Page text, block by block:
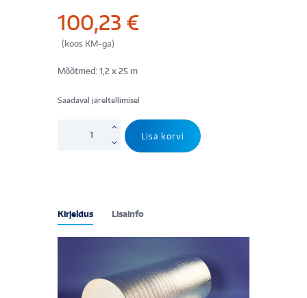
100,23 €
(koos KM-ga)
Mõõtmed: 1,2 x 25 m
Saadaval järeltellimisel
PET,
30m²
Lisa korvi
Kirjeldus Lisainfo